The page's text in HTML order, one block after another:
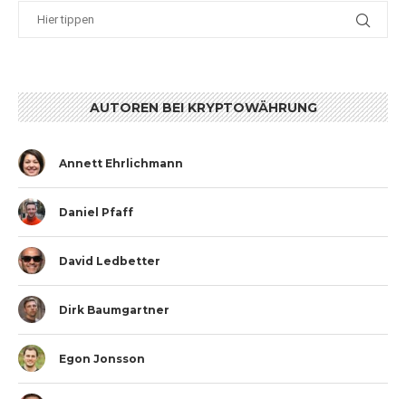
AUTOREN BEI KRYPTOWÄHRUNG
Annett Ehrlichmann
Daniel Pfaff
David Ledbetter
Dirk Baumgartner
Egon Jonsson